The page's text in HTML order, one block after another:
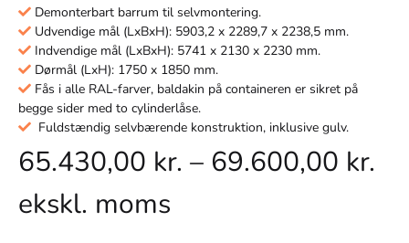
Demonterbart barrum til selvmontering.
Udvendige mål (LxBxH): 5903,2 x 2289,7 x 2238,5 mm.
Indvendige mål (LxBxH): 5741 x 2130 x 2230 mm.
Dørmål (LxH): 1750 x 1850 mm.
Fås i alle RAL-farver, baldakin på containeren er sikret på
begge sider med to cylinderlåse.
Fuldstændig selvbærende konstruktion, inklusive gulv.
65.430,00 kr. – 69.600,00 kr.
ekskl. moms